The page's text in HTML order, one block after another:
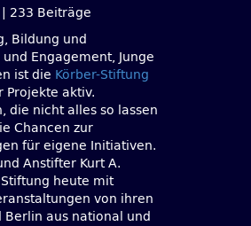
233 Beiträge
Bildung und
Engagement, Junge
ist die Körber-Stiftung
Projekte aktiv.
die nicht alles so lassen
Chancen zur
für eigene Initiativen.
Anstifter Kurt A.
heute mit
von ihren
aus national und